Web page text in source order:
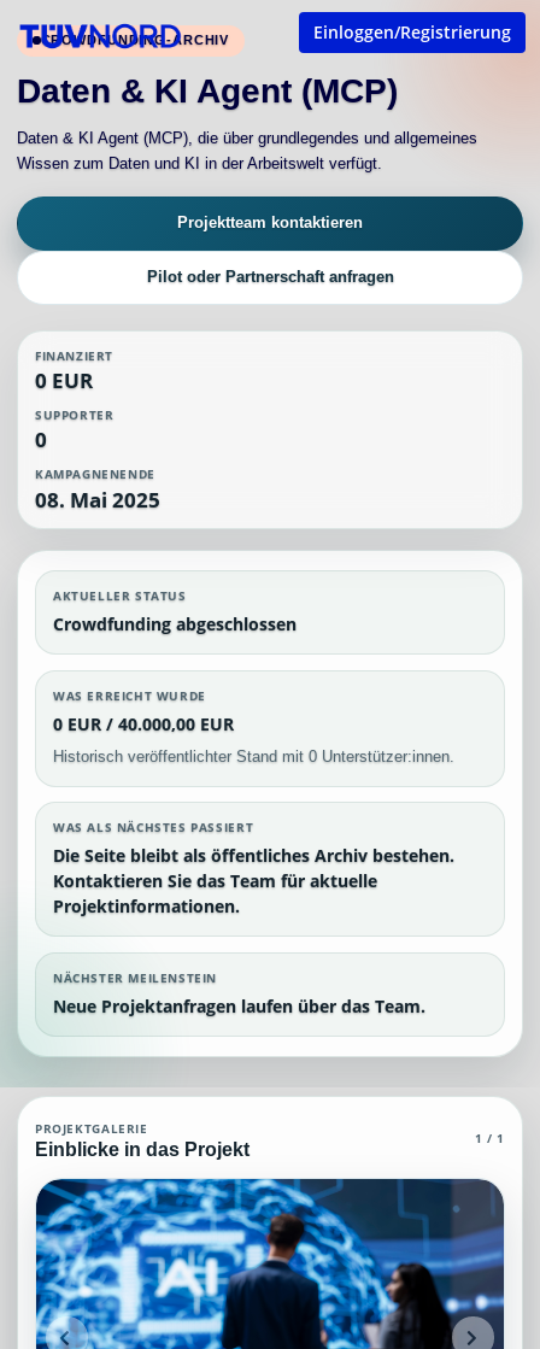
Einloggen/Registrierung
CROWDFUNDING-ARCHIV
Daten & KI Agent (MCP)
Daten & KI Agent (MCP), die über grundlegendes und allgemeines
Wissen zum Daten und KI in der Arbeitswelt verfügt.
Projektteam kontaktieren
Pilot oder Partnerschaft anfragen
FINANZIERT
0 EUR
SUPPORTER
0
KAMPAGNENENDE
08. Mai 2025
AKTUELLER STATUS
Crowdfunding abgeschlossen
WAS ERREICHT WURDE
0 EUR / 40.000,00 EUR
Historisch veröffentlichter Stand mit 0 Unterstützer:innen.
WAS ALS NÄCHSTES PASSIERT
Die Seite bleibt als öffentliches Archiv bestehen.
Kontaktieren Sie das Team für aktuelle
Projektinformationen.
NÄCHSTER MEILENSTEIN
Neue Projektanfragen laufen über das Team.
Daten & KI Agent (MCP)
Daten & KI Agent (MCP), die über grundlegendes und allgemeines
Projektteam: SupraTix GmbH.
Historischer Finanzierungsstand: 0 EUR von 40.000,00 EUR.
Unterstützer:innen: 0. Erreicht: 0 Prozent.
Historisch veröffentlichte Unterstützungsoptionen: 4.
Aktiver Seitenabschnitt: information.
Qualitätssicherung: Kanonische URL, Robots-Angaben,
PROJEKTGALERIE
Einblicke in das Projekt 1 / 1